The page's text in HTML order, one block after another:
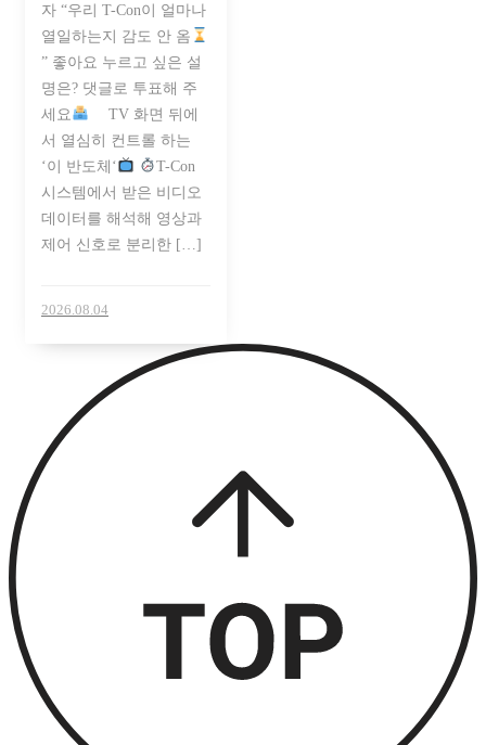
자 “우리 T-Con이 얼마나
열일하는지 감도 안 옴
” 좋아요 누르고 싶은 설
명은? 댓글로 투표해 주
세요
⠀ TV 화면 뒤에
서 열심히 컨트롤 하는
‘이 반도체‘
T-Con
시스템에서 받은 비디오
데이터를 해석해 영상과
제어 신호로 분리한 […]
2026.08.04